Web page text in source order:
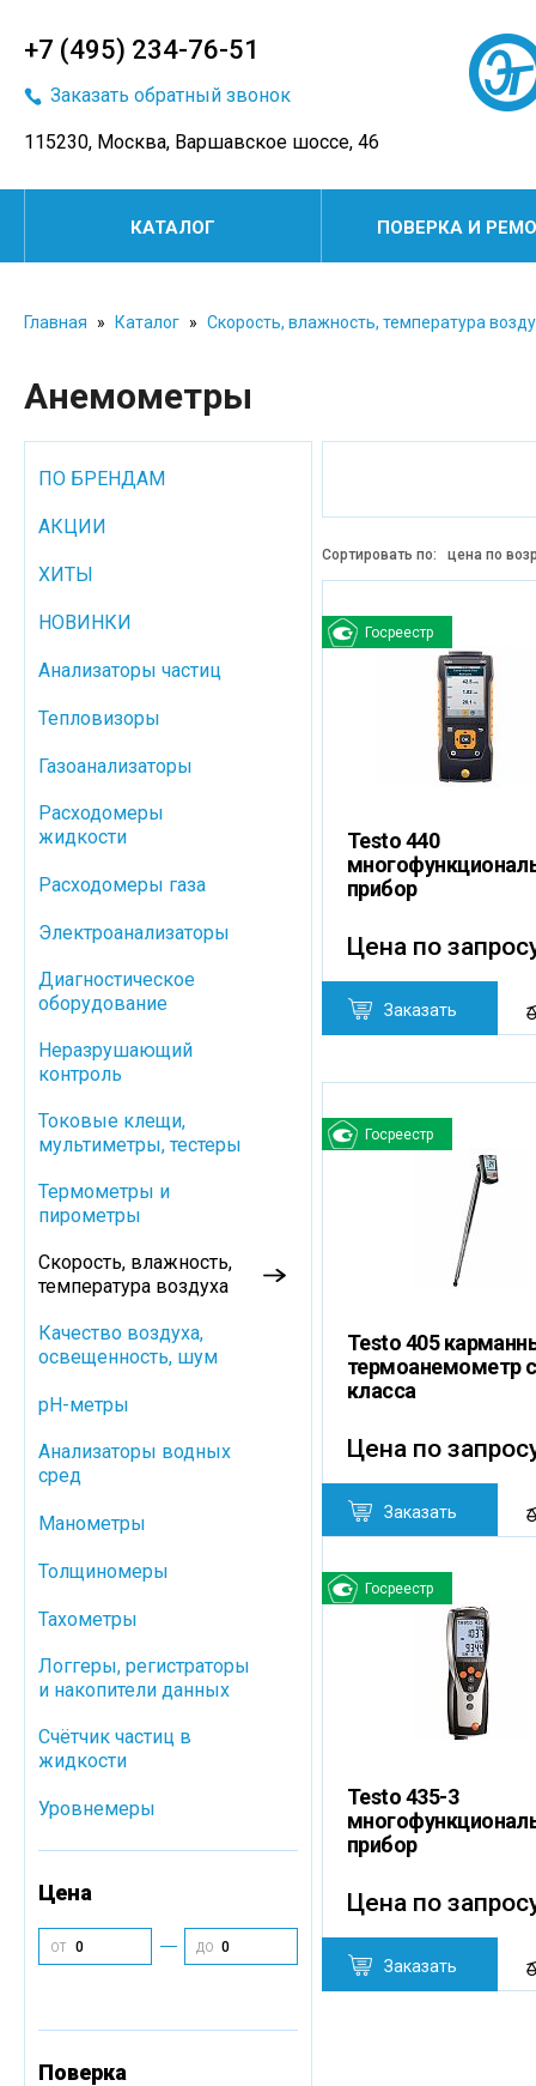
+7 (495) 234-76-51
Заказать обратный звонок
115230, Москва, Варшавское шоссе, 46
КАТАЛОГ ПОВЕРКА И
Главная » Каталог » Скорость, влажность, температура
Анемометры
Сортировать по: цена по
Госреестр
Testo 440
прибор
Цена по
Заказать
Госреестр
Testo 405
термоанемометр
класса
Цена по
Заказать
Госреестр
Testo 435-3
прибор
Цена по
Заказать
ПО БРЕНДАМ
АКЦИИ
ХИТЫ
НОВИНКИ
Анализаторы частиц
Тепловизоры
Газоанализаторы
Расходомеры
жидкости
Расходомеры газа
Электроанализаторы
Диагностическое
оборудование
Неразрушающий
контроль
Токовые клещи,
мультиметры, тестеры
Термометры и
пирометры
Скорость, влажность,
температура воздуха
Качество воздуха,
освещенность, шум
pH-метры
Анализаторы водных
сред
Манометры
Толщиномеры
Тахометры
Логгеры, регистраторы
и накопители данных
Cчётчик частиц в
жидкости
Уровнемеры
Цена
ОТ ДО
Поверка